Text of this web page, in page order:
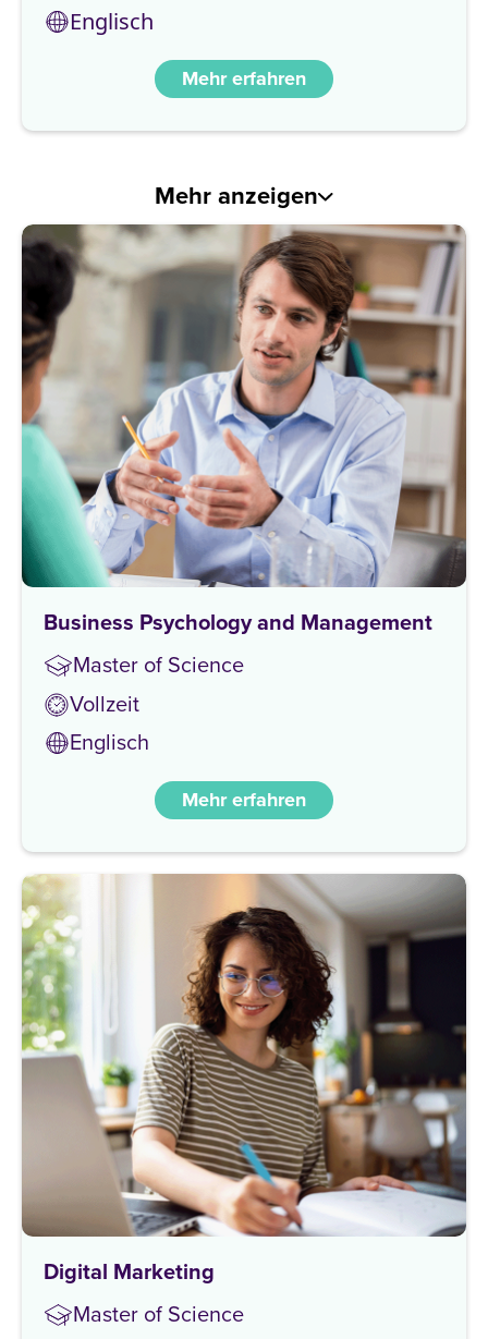
Englisch
Mehr erfahren
Mehr anzeigen
Business Psychology and Management
Master of Science
Vollzeit
Englisch
Mehr erfahren
Digital Marketing
Master of Science